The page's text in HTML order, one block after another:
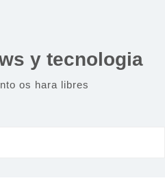
y tecnologia
os hara libres